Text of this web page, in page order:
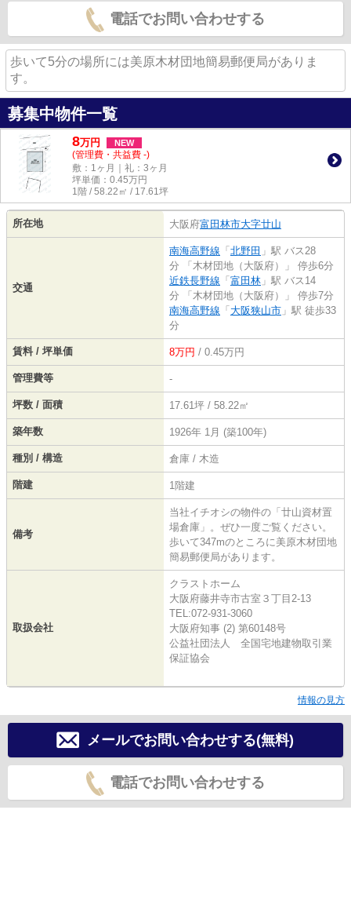
電話でお問い合わせする
歩いて5分の場所には美原木材団地簡易郵便局がありま
す。
募集中物件一覧
8万円 NEW
(管理費・共益費 -)
敷：1ヶ月｜礼：3ヶ月
坪単価： 0.45万円
1階 / 58.22㎡ / 17.61坪
所在地 大阪府富田林市大字廿山
交通
南海高野線 「 北野田 」駅 バス28
分 「木材団地（大阪府）」 停歩6分
近鉄長野線 「 富田林 」駅 バス14
分 「木材団地（大阪府）」 停歩7分
南海高野線 「 大阪狭山市 」駅 徒歩33
分
賃料 / 坪単価 8万円 / 0.45万円
管理費等 -
坪数 / 面積 17.61坪 / 58.22㎡
築年数 1926年 1月 (築100年)
種別 / 構造 倉庫 / 木造
階建 1階建
備考
当社イチオシの物件の「廿山資材置
場倉庫」。ぜひ一度ご覧ください。
歩いて347mのところに美原木材団地
簡易郵便局があります。
取扱会社
クラストホーム
大阪府藤井寺市古室３丁目2-13
TEL:072-931-3060
大阪府知事 (2) 第60148号
公益社団法人 全国宅地建物取引業
保証協会
情報の見方
メールでお問い合わせする(無料)
電話でお問い合わせする